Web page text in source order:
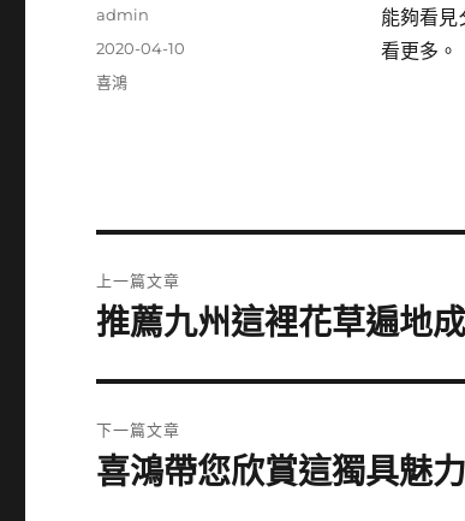
能夠看見
看更多。
作
admin
發
佈
2020-04-10
分
喜鴻
章
上一篇文章
上
篇
文
章:
推薦九州這裡花草遍地
下一篇文章
下
喜鴻帶您欣賞這獨具魅